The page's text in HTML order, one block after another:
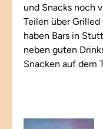
und Snacks noch
Teilen über
haben Bars in
neben guten
Snacken auf dem